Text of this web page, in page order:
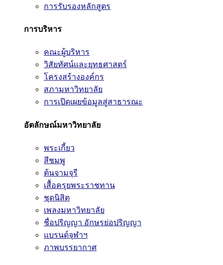
การรับรองหลักสูตร
การบริหาร
คณะผู้บริหาร
วิสัยทัศน์และยุทธศาสตร์
โครงสร้างองค์กร
สภามหาวิทยาลัย
การเปิดเผยข้อมูลสู่สาธารณะ
อัตลักษณ์มหาวิทยาลัย
พระเกี้ยว
สีชมพู
ต้นจามจุรี
เสื้อครุยพระราชทาน
ชุดนิสิต
เพลงมหาวิทยาลัย
ชื่อปริญญา อักษรย่อปริญญา
แบรนด์จุฬาฯ
ภาพบรรยากาศ